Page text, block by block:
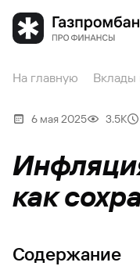
На главную Вклады
6 мая 2025 3.5К
как
Содержание